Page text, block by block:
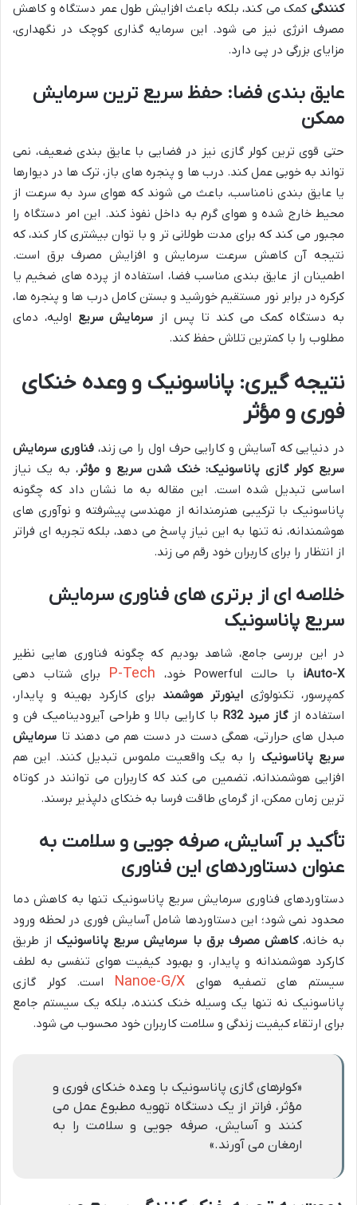
کنندگی کمک می کند، بلکه باعث افزایش طول عمر دستگاه و کاهش
مصرف انرژی نیز می شود. این سرمایه گذاری کوچک در نگهداری،
مزایای بزرگی در پی دارد.
عایق بندی فضا: حفظ سریع ترین سرمایش
ممکن
حتی قوی ترین کولر گازی نیز در فضایی با عایق بندی ضعیف، نمی
تواند به خوبی عمل کند. درب ها و پنجره های باز، ترک ها در دیوارها
یا عایق بندی نامناسب، باعث می شوند که هوای سرد به سرعت از
محیط خارج شده و هوای گرم به داخل نفوذ کند. این امر دستگاه را
مجبور می کند که برای مدت طولانی تر و با توان بیشتری کار کند، که
نتیجه آن کاهش سرعت سرمایش و افزایش مصرف برق است.
اطمینان از عایق بندی مناسب فضا، استفاده از پرده های ضخیم یا
کرکره در برابر نور مستقیم خورشید و بستن کامل درب ها و پنجره ها،
به دستگاه کمک می کند تا پس از سرمایش سریع اولیه، دمای
مطلوب را با کمترین تلاش حفظ کند.
نتیجه گیری: پاناسونیک و وعده خنکای
فوری و مؤثر
در دنیایی که آسایش و کارایی حرف اول را می زند،فناوری سرمایش
سریع کولر گازی پاناسونیک: خنک شدن سریع و مؤثر، به یک نیاز
اساسی تبدیل شده است. این مقاله به ما نشان داد که چگونه
پاناسونیک با ترکیبی هنرمندانه از مهندسی پیشرفته و نوآوری های
هوشمندانه، نه تنها به این نیاز پاسخ می دهد، بلکه تجربه ای فراتر
از انتظار را برای کاربران خود رقم می زند.
خلاصه ای از برتری های فناوری سرمایش
سریع پاناسونیک
در این بررسی جامع، شاهد بودیم که چگونه فناوری هایی نظیر
iAuto-X با حالت Powerful خود، P-Tech برای شتاب دهی
کمپرسور، تکنولوژیاینورتر هوشمند برای کارکرد بهینه و پایدار،
استفاده ازگاز مبرد R32
با کارایی بالا و طراحی آیرودینامیک فن و
مبدل های حرارتی، همگی دست در دست هم می دهند تا سرمایش
سریع پاناسونیک را به یک واقعیت ملموس تبدیل کنند. این هم
افزایی هوشمندانه، تضمین می کند که کاربران می توانند در کوتاه
ترین زمان ممکن، از گرمای طاقت فرسا به خنکای دلپذیر برسند.
تأکید بر آسایش، صرفه جویی و سلامت به
عنوان دستاوردهای این فناوری
دستاوردهای فناوری سرمایش سریع پاناسونیک تنها به کاهش دما
محدود نمی شود؛ این دستاوردها شامل آسایش فوری در لحظه ورود
به خانه،کاهش مصرف برق با سرمایش سریع پاناسونیک از طریق
کارکرد هوشمندانه و پایدار، و بهبود کیفیت هوای تنفسی به لطف
سیستم های تصفیه هوای Nanoe-G/X است. کولر گازی
پاناسونیک نه تنها یک وسیله خنک کننده، بلکه یک سیستم جامع
برای ارتقاء کیفیت زندگی و سلامت کاربران خود محسوب می شود.
«کولرهای گازی پاناسونیک با وعده خنکای فوری و
مؤثر، فراتر از یک دستگاه تهویه مطبوع عمل می
کنند و آسایش، صرفه جویی و سلامت را به
ارمغان می آورند.»